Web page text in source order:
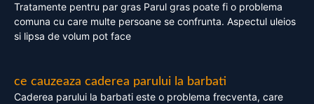
Tratamente pentru par gras Parul gras poate fi o problema
comuna cu care multe persoane se confrunta. Aspectul uleios
si lipsa de volum pot face
ce cauzeaza caderea parului la barbati
Caderea parului la barbati este o problema frecventa, care